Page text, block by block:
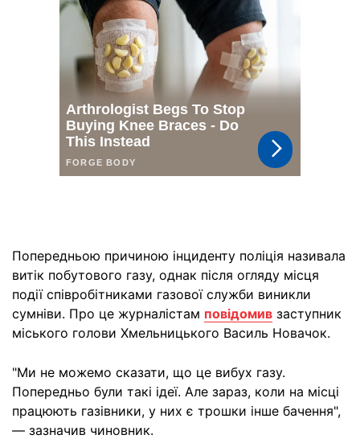
Попередньою причиною інциденту поліція називала
витік побутового газу, однак після огляду місця
події співробітниками газової служби виникли
сумніви. Про це журналістам повідомив заступник
міського голови Хмельницького Василь Новачок.
"Ми не можемо сказати, що це вибух газу.
Попередньо були такі ідеї. Але зараз, коли на місці
працюють газівники, у них є трошки інше бачення",
— зазначив чиновник.